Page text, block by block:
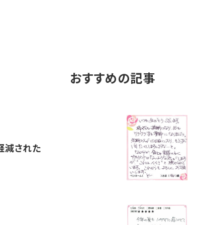
おすすめの記事
減された